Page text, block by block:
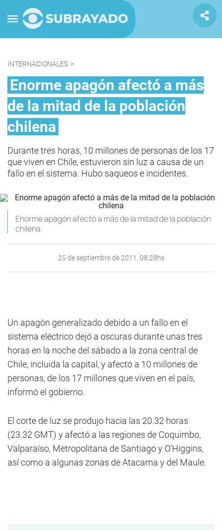
INTERNACIONALES >
Enorme apagón afectó a más
de la mitad de la población
chilena
Durante tres horas, 10 millones de personas de los 17
que viven en Chile, estuvieron sin luz a causa de un
fallo en el sistema. Hubo saqueos e incidentes.
Enorme apagón afectó a más de la mitad de la población
chilena
25 de septiembre de 2011, 08:28hs
Un apagón generalizado debido a un fallo en el
sistema eléctrico dejó a oscuras durante unas tres
horas en la noche del sábado a la zona central de
Chile, incluida la capital, y afectó a 10 millones de
personas, de los 17 millones que viven en el país,
informó el gobierno.
El corte de luz se produjo hacia las 20.32 horas
(23.32 GMT) y afectó a las regiones de Coquimbo,
Valparaíso, Metropolitana de Santiago y O'Higgins,
así como a algunas zonas de Atacama y del Maule.